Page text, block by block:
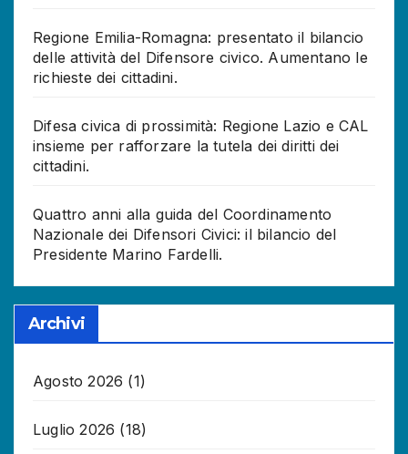
Regione Emilia-Romagna: presentato il bilancio
delle attività del Difensore civico. Aumentano le
richieste dei cittadini.
Difesa civica di prossimità: Regione Lazio e CAL
insieme per rafforzare la tutela dei diritti dei
cittadini.
Quattro anni alla guida del Coordinamento
Nazionale dei Difensori Civici: il bilancio del
Presidente Marino Fardelli.
Archivi
Agosto 2026 (1)
Luglio 2026 (18)